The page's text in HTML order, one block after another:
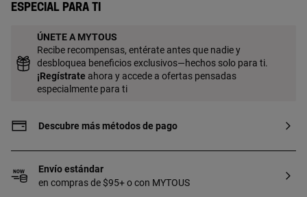
Especial para ti
ÚNETE A MYTOUS
Recibe recompensas, entérate antes que nadie y
desbloquea beneficios exclusivos—hechos solo para ti.
¡Regístrate ahora y accede a ofertas pensadas
especialmente para ti
Descubre más métodos de pago
Envío estándar
en compras de $95+ o con MYTOUS